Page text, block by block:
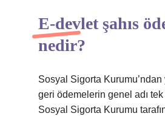
E-devlet şahıs
nedir?
Sosyal Sigorta Kurumu’ndan
geri ödemelerin genel adı
Sosyal Sigorta Kurumu